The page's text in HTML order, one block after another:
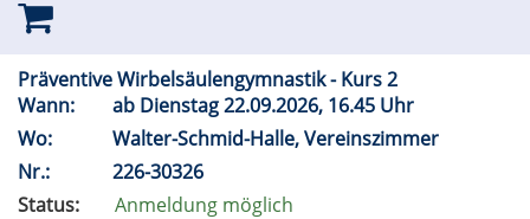
Präventive Wirbelsäulengymnastik - Kurs 2
Wann:
ab Dienstag 22.09.2026, 16.45 Uhr
Wo:
Walter-Schmid-Halle, Vereinszimmer
Nr.:
226-30326
Status:
Anmeldung möglich